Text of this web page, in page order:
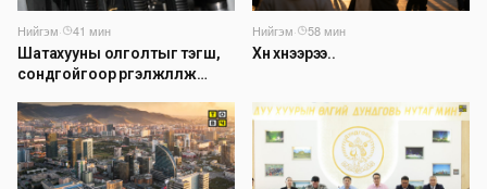
Нийгэм·
41 мин
Шатахууны олголтыг тэгш,
сондгойгоор үргэлжлүүлж
Нийгэм·
58 мин
Хүн хүнээрээ..